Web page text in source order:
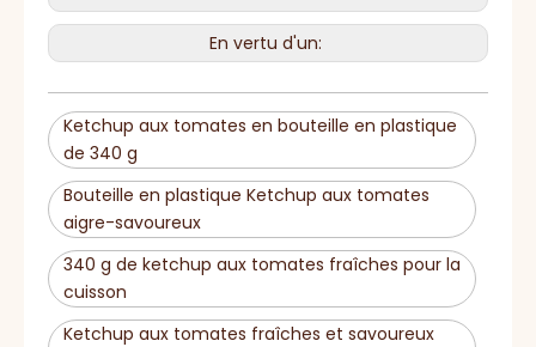
Stockage
et gardez le réfrigérateur
après utilisation.
Délai de
Certificat
En vertu d'un:
Ketchup aux tomates en bouteille en plastique
de 340 g
Bouteille en plastique Ketchup aux tomates
aigre-savoureux
340 g de ketchup aux tomates fraîches pour la
cuisson
Ketchup aux tomates fraîches et savoureux